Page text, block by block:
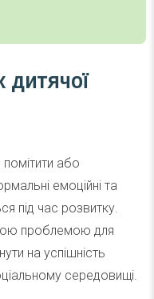
дитячої
або
емоційні та
під час розвитку.
проблемою для
на успішність
середовищі.